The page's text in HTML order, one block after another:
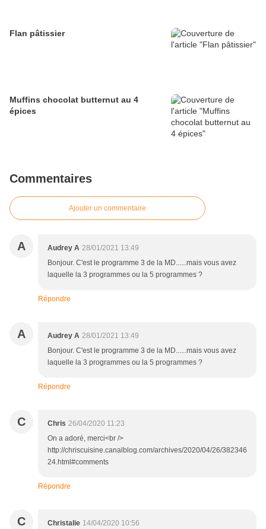
Flan pâtissier
Muffins chocolat butternut au 4
épices
Commentaires
Ajouter un commentaire
A Audrey A 28/01/2021 13:49
Bonjour. C'est le programme 3 de la MD......mais vous avez
laquelle la 3 programmes ou la 5 programmes ?
Répondre
A Audrey A 28/01/2021 13:49
Bonjour. C'est le programme 3 de la MD......mais vous avez
laquelle la 3 programmes ou la 5 programmes ?
Répondre
C Chris 26/04/2020 11:23
On a adoré, merci<br />
http://chriscuisine.canalblog.com/archives/2020/04/26/382346
24.html#comments
Répondre
C Christalie 14/04/2020 10:56